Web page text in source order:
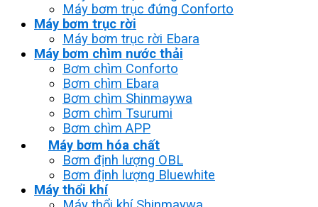
Máy bơm trục đứng Conforto
Máy bơm trục rời
Máy bơm trục rời Ebara
Máy bơm chìm nước thải
Bơm chìm Conforto
Bơm chìm Ebara
Bơm chìm Shinmaywa
Bơm chìm Tsurumi
Bơm chìm APP
Máy bơm hóa chất
Bơm định lượng OBL
Bơm định lượng Bluewhite
Máy thổi khí